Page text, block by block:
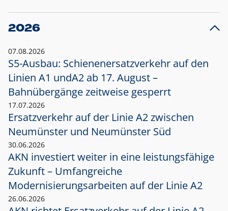
2026
07.08.2026
S5-Ausbau: Schienenersatzverkehr auf den
Linien A1 undA2 ab 17. August –
Bahnübergänge zeitweise gesperrt
17.07.2026
Ersatzverkehr auf der Linie A2 zwischen
Neumünster und Neumünster Süd
30.06.2026
AKN investiert weiter in eine leistungsfähige
Zukunft – Umfangreiche
Modernisierungsarbeiten auf der Linie A2
26.06.2026